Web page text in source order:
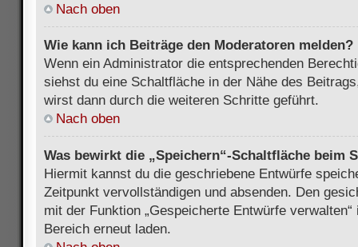
Nach oben
Wie kann ich Beiträge den Moderatoren melden?
Wenn ein Administrator die entsprechenden
siehst du eine Schaltfläche in der Nähe des
wirst dann durch die weiteren Schritte geführt.
Nach oben
Was bewirkt die „Speichern“-Schaltfläche beim
Hiermit kannst du die geschriebene Entwürfe
Zeitpunkt vervollständigen und absenden. Den
mit der Funktion „Gespeicherte Entwürfe
Bereich erneut laden.